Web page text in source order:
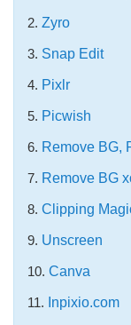
2. Zyro
3. Snap Edit
4. Pixlr
5. Picwish
6. Remove BG,
7. Remove BG
8. Clipping
9. Unscreen
10. Canva
11. Inpixio.com